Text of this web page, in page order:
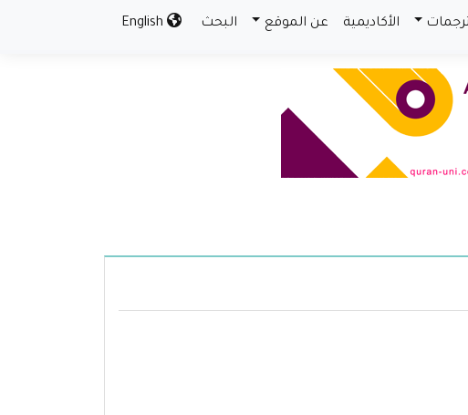
الأكاديمية عن الموقع البحث